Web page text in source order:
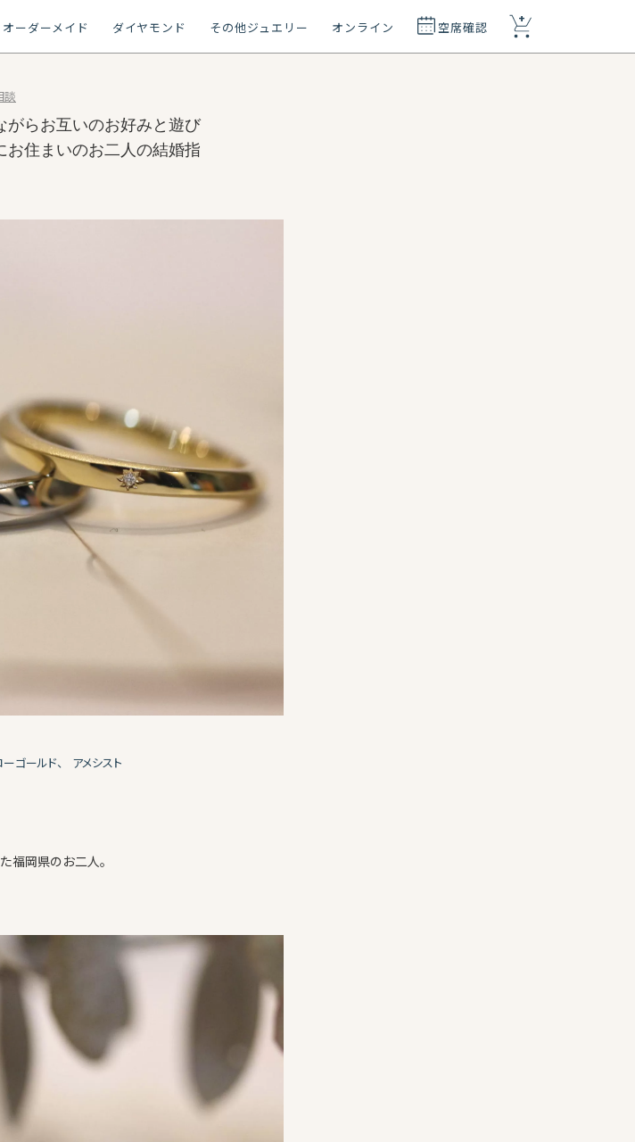
オーダーメイド ダイヤモンド その他ジュエリー オンライン 空席確認
+
談
がらお互いのお好みと遊び
お住まいのお二人の結婚指
ゴールド、 アメシスト
福岡県のお二人。